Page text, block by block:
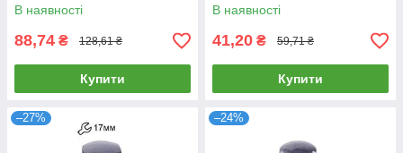
17 мм
В наявності
88,74 ₴ 128,61 ₴
Купити
В наявності
41,20 ₴ 59,71 ₴
Купити
–27% –24%